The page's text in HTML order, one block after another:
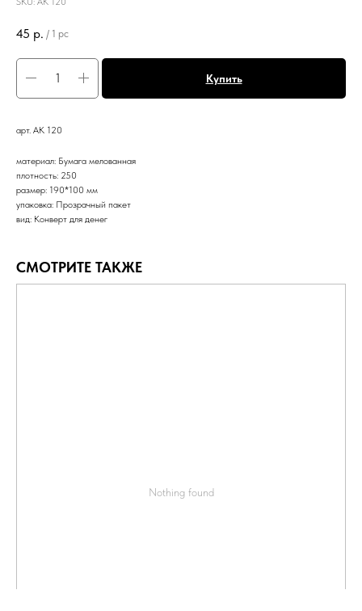
45 р. / 1 pc
Купить
арт. АК 120
материал: Бумага мелованная
плотность: 250
размер: 190*100 мм
упаковка: Прозрачный пакет
вид: Конверт для денег
СМОТРИТЕ ТАКЖЕ
Nothing found